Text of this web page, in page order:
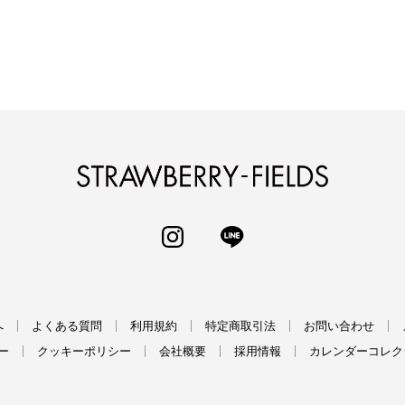
INSTAGRAM
よくある質問 利用規約 特定商取引法 お問い合わせ
クッキーポリシー 会社概要 採用情報 カレンダーコレ